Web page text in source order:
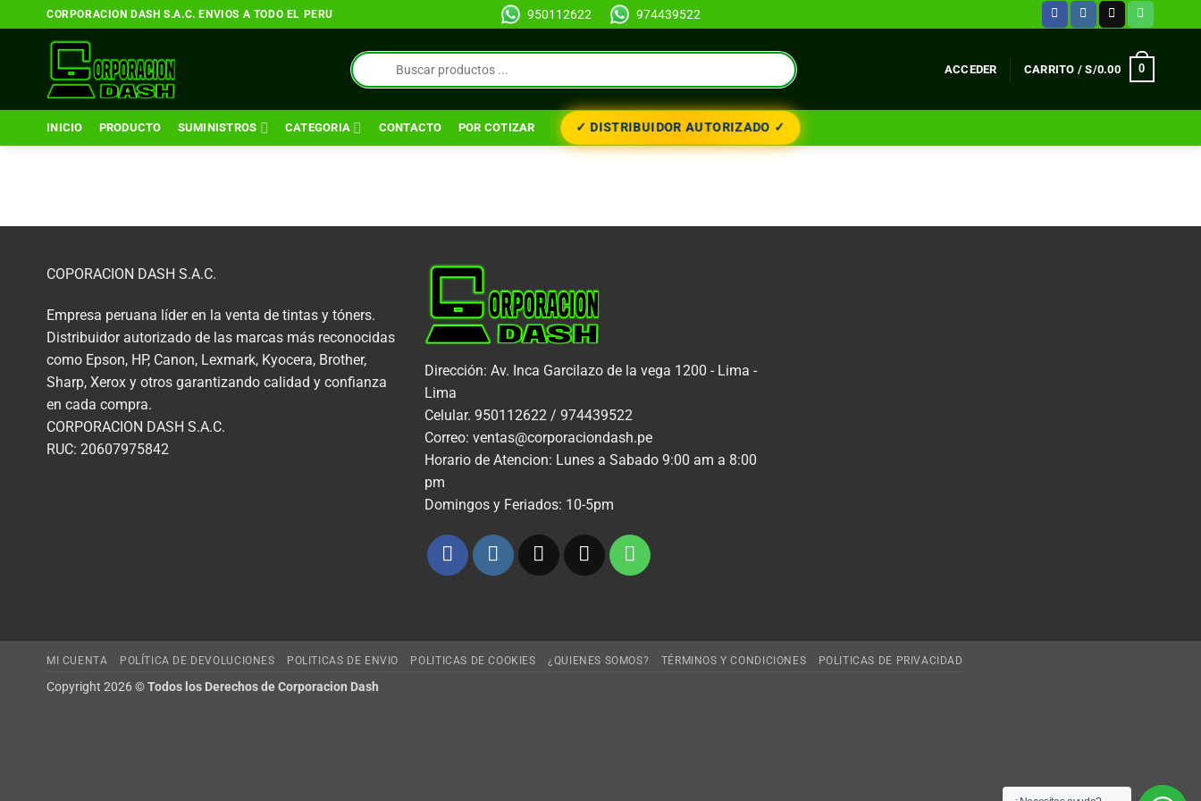
al
contenido
CORPORACION DASH S.A.C. ENVIOS A TODO EL PERU 950112622 974439522
Búsqueda
de
productos
ACCEDER CARRITO /S/0.00 0
INICIO PRODUCTO SUMINISTROS CATEGORIA CONTACTO POR COTIZAR ✓ DISTRIBUIDOR AUTORIZADO ✓
COPORACION DASH S.A.C.
Empresa peruana líder en la venta de tintas y tóners.
Distribuidor autorizado de las marcas más reconocidas
como Epson, HP, Canon, Lexmark, Kyocera, Brother,
Sharp, Xerox y otros garantizando calidad y confianza
en cada compra.
CORPORACION DASH S.A.C.
RUC: 20607975842
Dirección: Av. Inca Garcilazo de la vega 1200 - Lima -
Lima
Celular. 950112622 / 974439522
Correo: ventas@corporaciondash.pe
Horario de Atencion: Lunes a Sabado 9:00 am a 8:00
pm
Domingos y Feriados: 10-5pm
MI CUENTA POLÍTICA DE DEVOLUCIONES POLITICAS DE ENVIO POLITICAS DE COOKIES ¿QUIENES SOMOS? TÉRMINOS Y CONDICIONES POLITICAS DE PRIVACIDAD
Copyright 2026 ©Todos los Derechos de Corporacion Dash